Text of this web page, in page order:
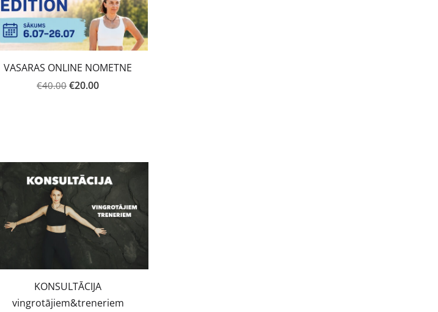
VASARAS ONLINE NOMETNE
€40.00 €20.00
KONSULTĀCIJA
vingrotājiem&treneriem